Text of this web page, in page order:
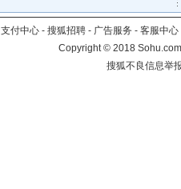
支付中心 - 搜狐招聘 - 广告服务 - 客服中心
Copyright©2018
搜狐不良信息举